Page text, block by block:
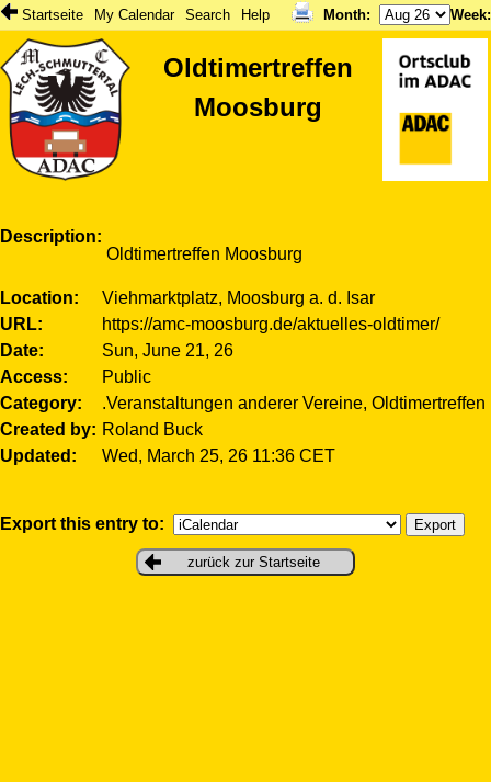
Startseite My Calendar Search Help Month: Week
Oldtimertreffen
Moosburg
Description
Oldtimertreffen Moosburg
Location
Viehmarktplatz, Moosburg a. d. Isar
URL
https://amc-moosburg.de/aktuelles-oldtimer/
Date
Sun, June 21, 26
Access
Public
Category
.Veranstaltungen anderer Vereine, Oldtimertreffen
Created by
Roland Buck
Updated
Wed, March 25, 26 11:36 CET
Export this entry to:
zurück zur Startseite